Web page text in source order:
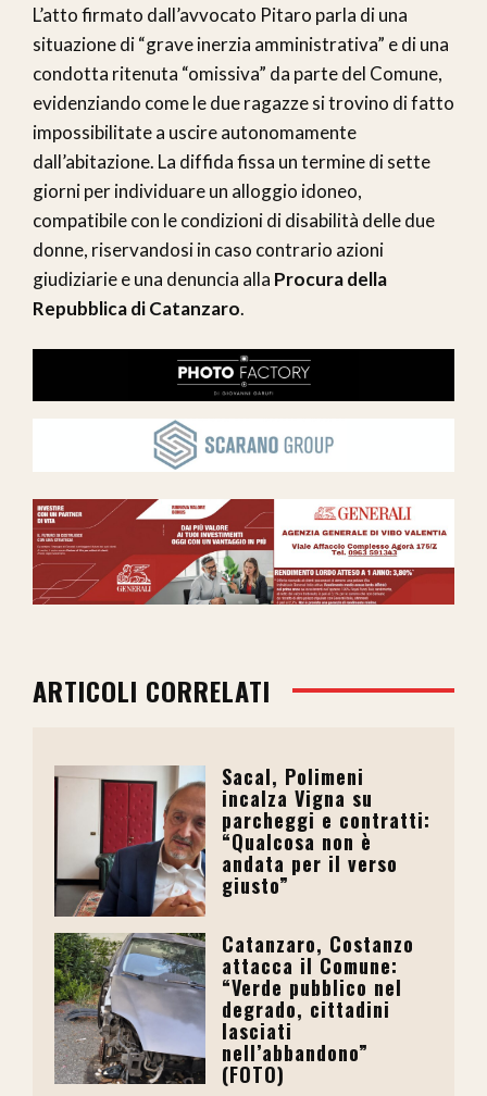
L’atto firmato dall’avvocato Pitaro parla di una
situazione di “grave inerzia amministrativa” e di una
condotta ritenuta “omissiva” da parte del Comune,
evidenziando come le due ragazze si trovino di fatto
impossibilitate a uscire autonomamente
dall’abitazione. La diffida fissa un termine di sette
giorni per individuare un alloggio idoneo,
compatibile con le condizioni di disabilità delle due
donne, riservandosi in caso contrario azioni
giudiziarie e una denuncia alla Procura della
Repubblica di Catanzaro.
ARTICOLI CORRELATI
Sacal, Polimeni
incalza Vigna su
parcheggi e contratti:
“Qualcosa non è
andata per il verso
giusto”
Catanzaro, Costanzo
attacca il Comune:
“Verde pubblico nel
degrado, cittadini
lasciati
nell’abbandono”
(FOTO)